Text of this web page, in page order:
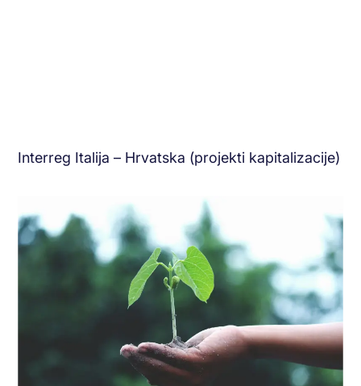
Interreg Italija – Hrvatska (projekti kapitalizacije)